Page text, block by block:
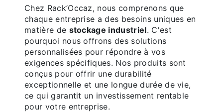
Chez Rack’Occaz, nous comprenons que
chaque entreprise a des besoins uniques en
matière de stockage industriel. C'est
pourquoi nous offrons des solutions
personnalisées pour répondre à vos
exigences spécifiques. Nos produits sont
conçus pour offrir une durabilité
exceptionnelle et une longue durée de vie,
ce qui garantit un investissement rentable
pour votre entreprise.